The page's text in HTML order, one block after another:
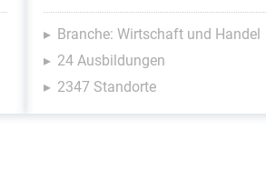
Branche: Wirtschaft und Handel
24 Ausbildungen
2347 Standorte